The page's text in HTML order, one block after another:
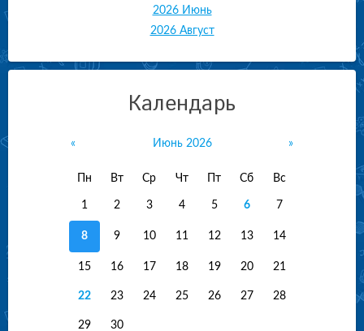
2026 Июнь
2026 Август
Календарь
« Июнь 2026 »
Пн Вт Ср Чт Пт Сб Вс
1 2 3 4 5 6 7
8 9 10 11 12 13 14
15 16 17 18 19 20 21
22 23 24 25 26 27 28
29 30